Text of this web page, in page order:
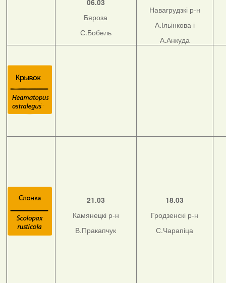
06.03
Бяроза
С.Бобель
Навагрудзкі р-н
А.Ільінкова і
А.Анкуда
21.03
Камянецкі р-н
В.Пракапчук
18.03
Гродзенскі р-н
С.Чарапіца